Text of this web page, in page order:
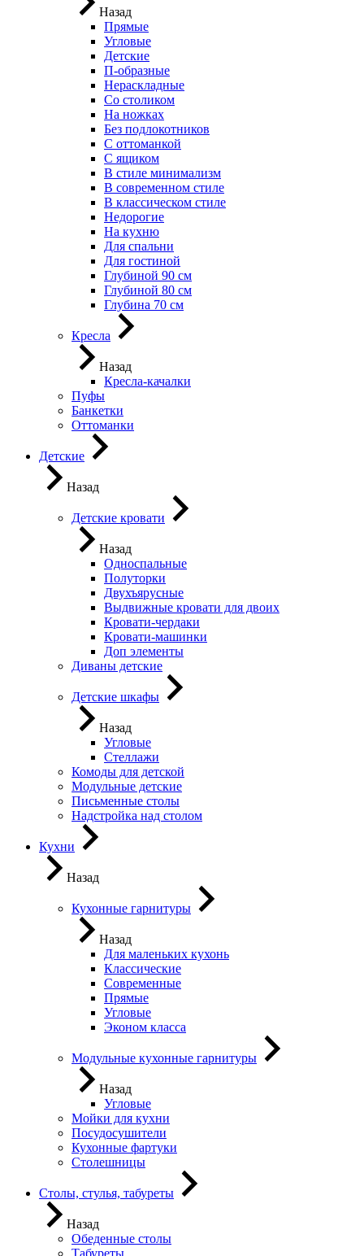
Назад
Прямые
Угловые
Детские
П-образные
Нераскладные
Со столиком
На ножках
Без подлокотников
С оттоманкой
С ящиком
В стиле минимализм
В современном стиле
В классическом стиле
Недорогие
На кухню
Для спальни
Для гостиной
Глубиной 90 см
Глубиной 80 см
Глубина 70 см
Кресла
Назад
Кресла-качалки
Пуфы
Банкетки
Оттоманки
Детские
Назад
Детские кровати
Назад
Односпальные
Полуторки
Двухъярусные
Выдвижные кровати для двоих
Кровати-чердаки
Кровати-машинки
Доп элементы
Диваны детские
Детские шкафы
Назад
Угловые
Стеллажи
Комоды для детской
Модульные детские
Письменные столы
Надстройка над столом
Кухни
Назад
Кухонные гарнитуры
Назад
Для маленьких кухонь
Классические
Современные
Прямые
Угловые
Эконом класса
Модульные кухонные гарнитуры
Назад
Угловые
Мойки для кухни
Посудосушители
Кухонные фартуки
Столешницы
Столы, стулья, табуреты
Назад
Обеденные столы
Табуреты